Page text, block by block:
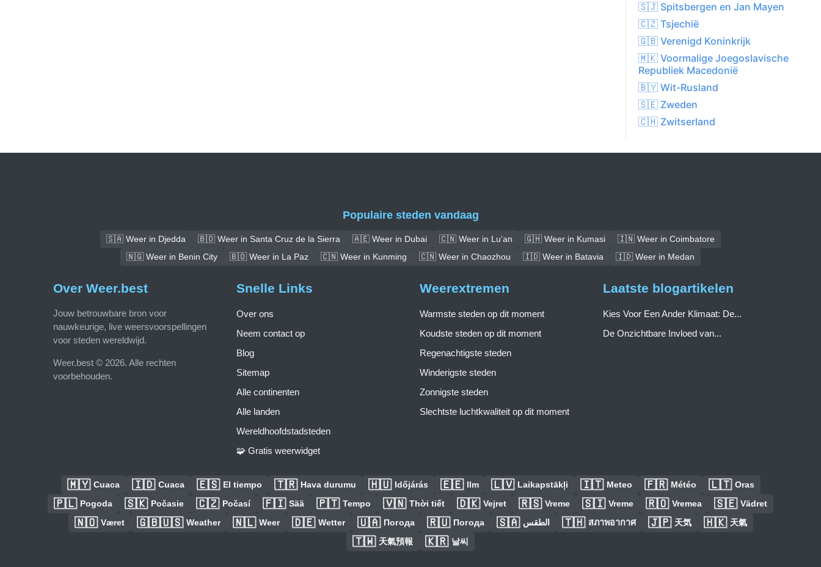
🇸🇯 Spitsbergen en Jan Mayen
🇨🇿 Tsjechië
🇬🇧 Verenigd Koninkrijk
🇲🇰 Voormalige Joegoslavische
Republiek Macedonië
🇧🇾 Wit-Rusland
🇸🇪 Zweden
🇨🇭 Zwitserland
Populaire steden vandaag
🇸🇦 Weer in Djedda 🇧🇴 Weer in Santa Cruz de la Sierra 🇦🇪 Weer in Dubai 🇨🇳 Weer in Lu’an 🇬🇭 Weer in Kumasi
🇮🇳 Weer in Coimbatore
🇳🇬 Weer in Benin City
🇧🇴 Weer in La Paz 🇨🇳 Weer in Kunming 🇨🇳 Weer in Chaozhou 🇮🇩 Weer in Batavia 🇮🇩 Weer in Medan
Over Weer.best
Jouw betrouwbare bron voor
nauwkeurige, live weersvoorspellingen
voor steden wereldwijd.
Weer.best © 2026. Alle rechten
voorbehouden.
Snelle Links
Over ons
Neem contact op
Blog
Sitemap
Alle continenten
Alle landen
Wereldhoofdstadsteden
🧩 Gratis weerwidget
Weerextremen
Warmste steden op dit moment
Koudste steden op dit moment
Regenachtigste steden
Winderigste steden
Zonnigste steden
Slechtste luchtkwaliteit op dit moment
Laatste blogartikelen
Kies Voor Een Ander Klimaat: De...
De Onzichtbare Invloed van...
🇲🇾 Cuaca 🇮🇩 Cuaca 🇪🇸 El tiempo 🇹🇷 Hava durumu 🇭🇺 Időjárás 🇪🇪 Ilm 🇱🇻 Laikapstākļi 🇮🇹 Meteo 🇫🇷 Météo 🇱🇹 Oras
🇵🇱 Pogoda 🇸🇰 Počasie 🇨🇿 Počasí 🇫🇮 Sää 🇵🇹 Tempo 🇻🇳 Thời tiết 🇩🇰 Vejret 🇷🇸 Vreme 🇸🇮 Vreme 🇷🇴 Vremea 🇸🇪 Vädret
🇳🇴 Været 🇬🇧🇺🇸 Weather 🇳🇱 Weer 🇩🇪 Wetter 🇺🇦 Погода 🇷🇺 Погода 🇸🇦 الطقس 🇹🇭 สภาพอากาศ 🇯🇵 天気 🇭🇰 天氣
🇹🇼 天氣預報 🇰🇷 날씨